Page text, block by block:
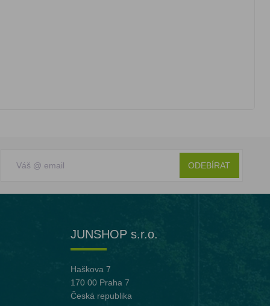
ODEBÍRAT
JUNSHOP s.r.o.
Haškova 7
170 00 Praha 7
Česká republika